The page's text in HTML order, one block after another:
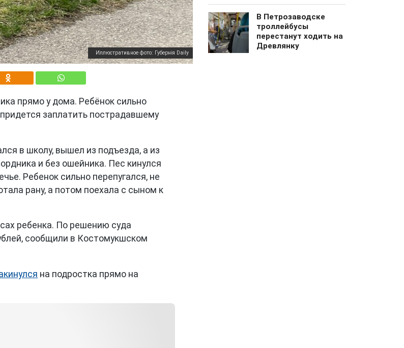
Иллюстративное фото: Губернiя Daily
прямо у дома. Ребёнок сильно
заплатить пострадавшему
в школу, вышел из подъезда, а из
и без ошейника. Пес кинулся
Ребенок сильно перепугался, не
рану, а потом поехала с сыном к
ребенка. По решению суда
сообщили в Костомукшском
на подростка прямо на
В Петрозаводске
троллейбусы
перестанут ходить на
Древлянку